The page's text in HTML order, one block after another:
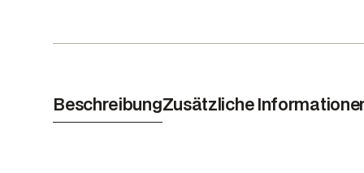
BeschreibungZusätzliche